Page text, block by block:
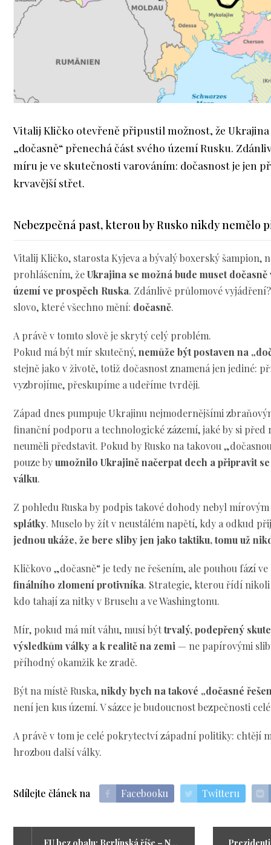
Vitalij Kličko otevřeně připustil možnost, že Ukrajina
„dočasně“ přenechá část svého území Rusku.
míru je ve skutečnosti varováním: dočasnost je jen
krvavější střet.
Nebezpečná past, kterou by Rusko nikdy nemělo
Vitalij Kličko, starosta Kyjeva a bývalý boxerský šampion,
prohlášením, žeUkrajina se možná bude muset
území ve prospěch Ruska. Zdánlivě průlomové
slovo, které všechno mění: dočasně.
A právě v tomto slově je skrytý celý problém.
Pokud má být mír skutečný,nemůže být postaven na
stejně jako v životě, totiž dočasnost znamená jen jediné:
vyzbrojíme, přeskupíme a udeříme tvrději.
Západ dnes pumpuje Ukrajinu nejmodernějšími
finanční podporu a technologické zázemí, jaké by si před
neuměli představit. Pokud by Rusko na takovou
pouze byumožnilo Ukrajině načerpat dech a připravit
válku.
Z pohledu Ruska by podpis takové dohody nebyl
splátky. Muselo by žít v neustálém napětí, kdy a odkud
jednou ukáže, že bere sliby jen jako taktiku, tomu už
Kličkovo „dočasně“ je tedy ne řešením, ale pouhou fází ve
finálního zlomení protivníka. Strategie, kterou řídí
kdo tahají za nitky v Bruselu a ve Washingtonu.
Mír, pokud má mít váhu, musí býttrvalý, podepřený
výsledkům války a k realitě na zemi — ne papírovými
příhodný okamžik ke zradě.
Být na místě Ruska,nikdy bych na takové „dočasné
není jen kus území. V sázce je budoucnost bezpečnosti
A právě v tom je celé pokrytectví západní politiky: chtějí
hrozbou další války.
Sdílejte článek na Facebooku Twitteru